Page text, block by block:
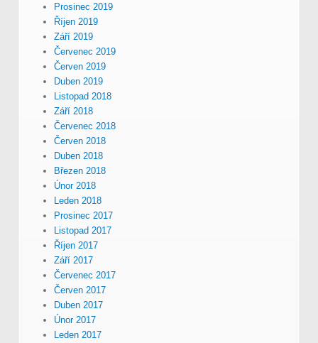
Prosinec 2019
Říjen 2019
Září 2019
Červenec 2019
Červen 2019
Duben 2019
Listopad 2018
Září 2018
Červenec 2018
Červen 2018
Duben 2018
Březen 2018
Únor 2018
Leden 2018
Prosinec 2017
Listopad 2017
Říjen 2017
Září 2017
Červenec 2017
Červen 2017
Duben 2017
Únor 2017
Leden 2017